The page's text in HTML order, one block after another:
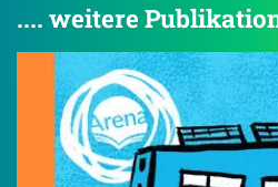
.... weitere